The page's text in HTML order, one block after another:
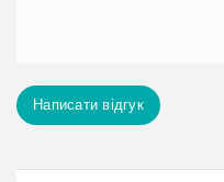
Написати відгук